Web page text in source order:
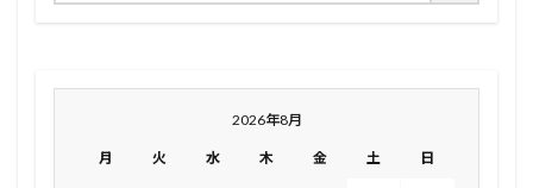
2026年8月
月 火 水 木 金 土 日